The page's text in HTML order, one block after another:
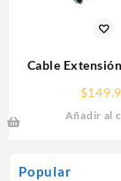
Popular
Cable
$
Añadir al